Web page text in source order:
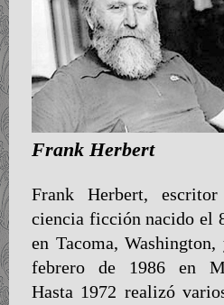
Frank Herbert
Frank Herbert, escritor
ciencia ficción nacido el
en Tacoma,
febrero de 1986 en
Hasta 1972 realizó